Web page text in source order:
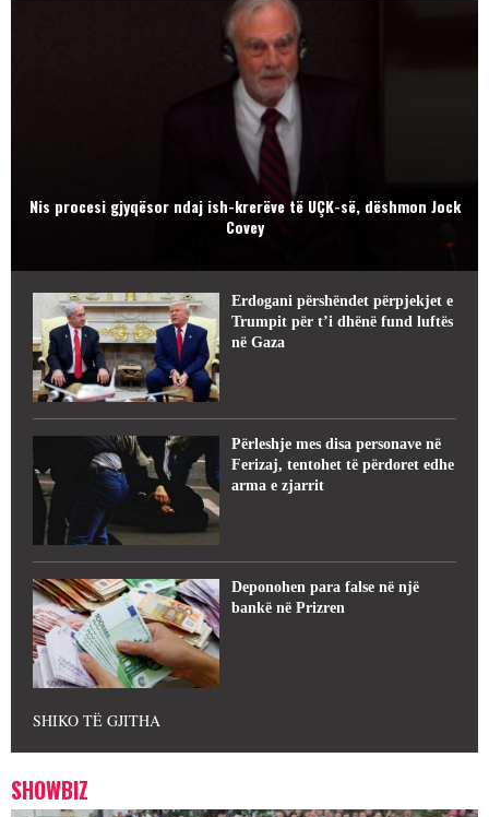
Nis procesi gjyqësor ndaj ish-krerëve të UÇK-së, dëshmon Jock
Covey
Erdogani përshëndet përpjekjet e
Trumpit për t’i dhënë fund luftës
në Gaza
Përleshje mes disa personave në
Ferizaj, tentohet të përdoret edhe
arma e zjarrit
Deponohen para false në një
bankë në Prizren
SHIKO TË GJITHA
SHOWBIZ